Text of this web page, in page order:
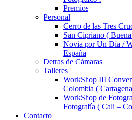
Premios
Personal
Cerro de las Tres
San Cipriano (
Novia por Un Día /
España
Detras de Cámaras
Talleres
WorkShop III
Colombia (
WorkShop de
Fotografía ( Cali –
Contacto